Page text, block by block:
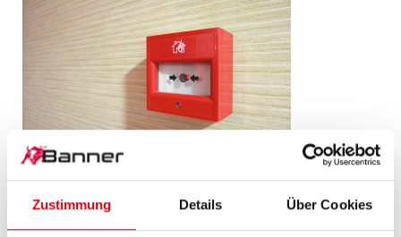
Zustimmung Details Über Cookies
TECHNISCHE DATEN UND INFOS